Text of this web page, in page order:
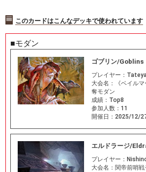
このカードはこんなデッキで使われています
■モダン
ゴブリン/Goblins
プレイヤー：
大会名：
《ベイル
奪モダン
成績： Top8
参加人数： 11
開催日： 2025/12/
エルドラージ/
プレイヤー：
大会名： 関帝前哨戦